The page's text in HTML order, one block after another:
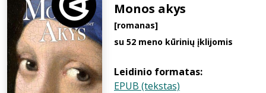
Monos akys
[romanas]
su 52 meno kūrinių įklijomis
Leidinio formatas:
EPUB (tekstas)